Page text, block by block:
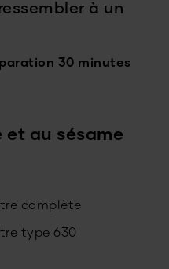
à un
30 minutes
et au sésame
complète
type 630